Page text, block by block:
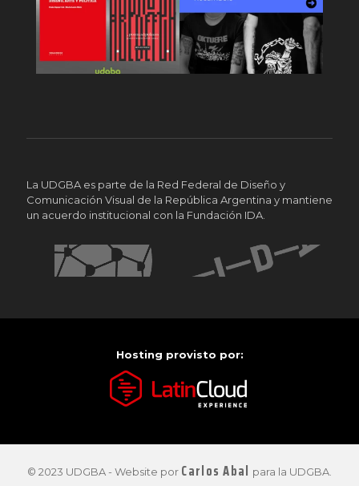
La UDGBA es parte de la Red Federal de Diseño y
Comunicación Visual de la República Argentina y mantiene
un acuerdo institucional con la Fundación IDA.
Hosting provisto por:
© 2023 UDGBA - Website por Carlos Abal para la UDGBA.